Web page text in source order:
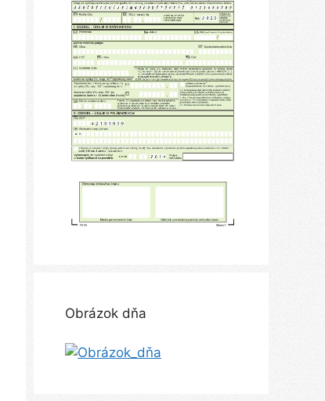
Obrázok dňa